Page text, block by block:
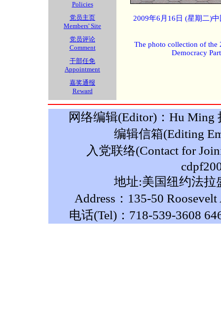
Policies
党员主页
Members' Site
党员评论
Comment
干部任免
Appointment
嘉奖通报
Reward
2009年6月16日 (星期二)
The photo collection of the
Democracy
网络编辑(Editor)：Hu Ming
编辑信箱(Editing
入党联络(Contact for
地址:美国纽约法拉
Address：135-50
电话(Tel)：718-539-3608